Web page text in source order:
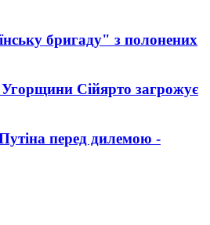
бригаду" з полонених
Сійярто загрожує
перед дилемою -